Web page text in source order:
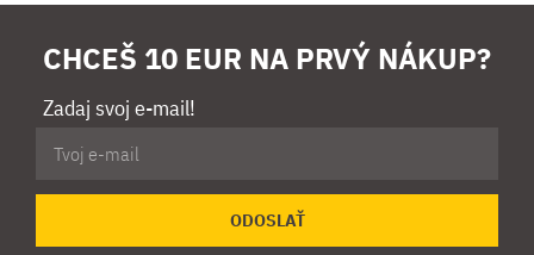
CHCEŠ 10 EUR NA PRVÝ NÁKUP?
Zadaj svoj e-mail!
ODOSLAŤ